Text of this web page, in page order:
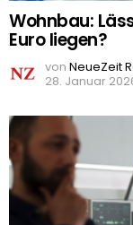
Wohnbau:
Euro liegen?
von NeueZeit
28. Januar